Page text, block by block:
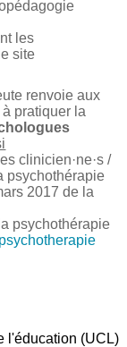
les
site
renvoie aux
pratiquer la
clinicien·ne·s /
psychothérapie
2017 de la
psychothérapie
l'éducation (UCL)